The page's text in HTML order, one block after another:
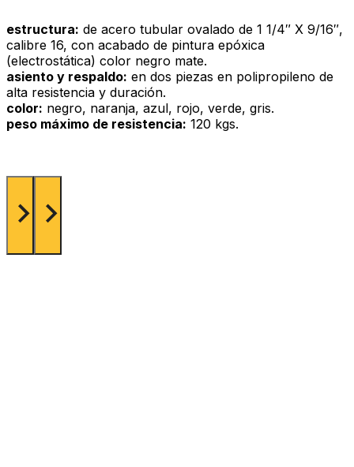
estructura: de acero tubular ovalado de 1 1/4″ X 9/16″,
calibre 16, con acabado de pintura epóxica
(electrostática) color negro mate.
asiento y respaldo: en dos piezas en polipropileno de
alta resistencia y duración.
color: negro, naranja, azul, rojo, verde, gris.
peso máximo de resistencia: 120 kgs.